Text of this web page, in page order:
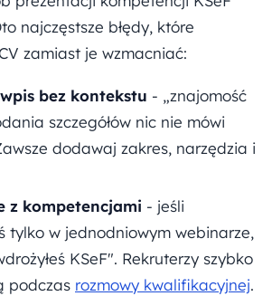
najczęstsze błędy, które
zamiast je wzmacniać:
bez kontekstu - „znajomość
szczegółów nic nie mówi
dodawaj zakres, narzędzia i
z kompetencjami - jeśli
tylko w jednodniowym webinarze,
KSeF". Rekruterzy szybko
podczas rozmowy kwalifikacyjnej.